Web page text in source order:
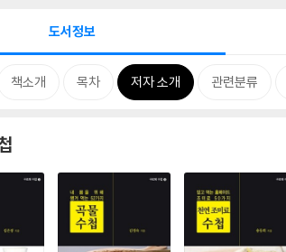
도서정보
책소개 목차 저자 소개 관련분류